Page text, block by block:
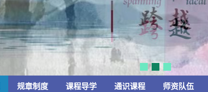
规章制度 课程导学 通识课程 师资队伍